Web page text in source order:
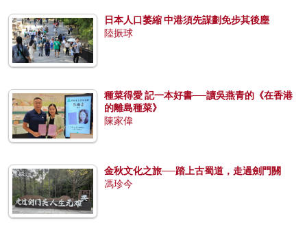
日本人口萎縮 中港須先謀劃免步其後塵
陸振球
種菜得愛 記一本好書──讀吳燕青的《在香港
的離島種菜》
陳家偉
金秋文化之旅──踏上古蜀道，走過劍門關
馮珍今